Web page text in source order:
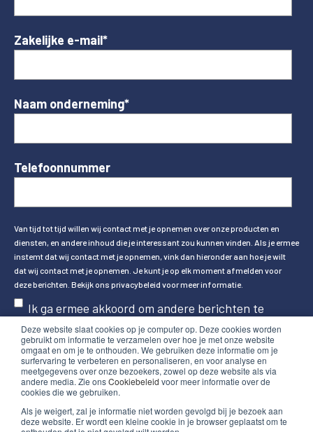
Deze website slaat cookies op je computer op. Deze cookies worden
gebruikt om informatie te verzamelen over hoe je met onze website
omgaat en om je te onthouden. We gebruiken deze informatie om je
surfervaring te verbeteren en personaliseren, en voor analyse en
meetgegevens over onze bezoekers, zowel op deze website als via
andere media. Zie onsCookiebeleid voor meer informatie over de
cookies die we gebruiken.
Als je weigert, zal je informatie niet worden gevolgd bij je bezoek aan
deze website. Er wordt een kleine cookie in je browser geplaatst om te
Zakelijke e-mail*
Naam onderneming*
Telefoonnummer
Van tijd tot tijd willen wij contact met je opnemen over onze producten en
diensten, en andere inhoud die je interessant zou kunnen vinden. Als je ermee
instemt dat wij contact met je opnemen, vink dan hieronder aan hoe je wilt
dat wij contact met je opnemen. Je kunt je op elk moment afmelden voor
deze berichten. Bekijk ons privacybeleid voor meer informatie.
Ik ga ermee akkoord om andere berichten te
ontvangen van Hands on ICT.